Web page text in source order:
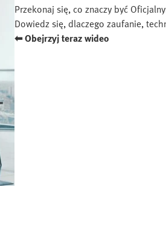
Przekonaj się, co znaczy być
Dowiedz się, dlaczego zaufanie,
⬅ Obejrzyj teraz wideo